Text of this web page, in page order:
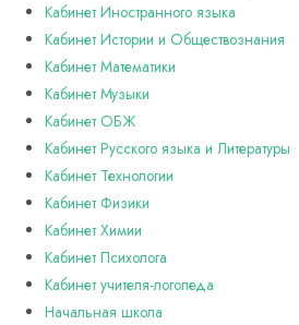
Кабинет Иностранного языка
Кабинет Истории и Обществознания
Кабинет Математики
Кабинет Музыки
Кабинет ОБЖ
Кабинет Русского языка и Литературы
Кабинет Технологии
Кабинет Физики
Кабинет Химии
Кабинет Психолога
Кабинет учителя-логопеда
Начальная школа